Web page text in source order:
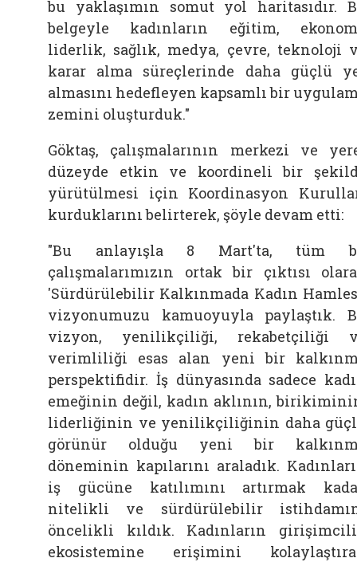
bu yaklaşımın somut yol haritasıdır.
belgeyle kadınların eğitim,
liderlik, sağlık, medya, çevre, teknoloji
karar alma süreçlerinde daha güçlü
almasını hedefleyen kapsamlı bir
zemini oluşturduk."
Göktaş, çalışmalarının merkezi ve
düzeyde etkin ve koordineli bir
yürütülmesi için Koordinasyon
kurduklarını belirterek, şöyle devam etti:
"Bu anlayışla 8 Mart'ta, tüm
çalışmalarımızın ortak bir çıktısı
'Sürdürülebilir Kalkınmada Kadın
vizyonumuzu kamuoyuyla paylaştık.
vizyon, yenilikçiliği, rekabetçiliği
verimliliği esas alan yeni bir
perspektifidir. İş dünyasında sadece
emeğinin değil, kadın aklının,
liderliğinin ve yenilikçiliğinin daha
görünür olduğu yeni bir
döneminin kapılarını araladık.
iş gücüne katılımını artırmak
nitelikli ve sürdürülebilir
öncelikli kıldık. Kadınların
ekosistemine erişimini